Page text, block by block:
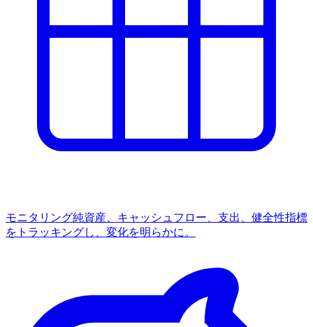
モニタリング純資産、キャッシュフロー、支出、健全性指標
をトラッキングし、変化を明らかに。